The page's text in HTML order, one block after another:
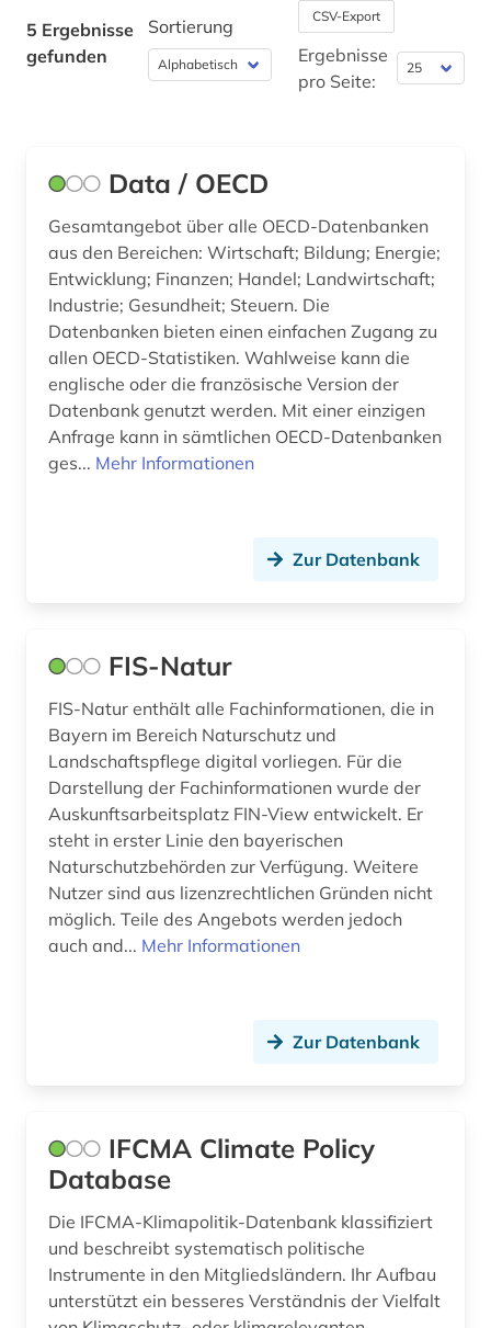
steuer (1)
technologie (1)
verschmutzung (1)
welt (1)
wirtschaft (1)
ökologie (1)
5 Ergebnisse
gefunden
Sortierung CSV-Export
Ergebnisse
pro Seite:
Data / OECD
Gesamtangebot über alle OECD-Datenbanken
aus den Bereichen: Wirtschaft; Bildung; Energie;
Entwicklung; Finanzen; Handel; Landwirtschaft;
Industrie; Gesundheit; Steuern. Die
Datenbanken bieten einen einfachen Zugang zu
allen OECD-Statistiken. Wahlweise kann die
englische oder die französische Version der
Datenbank genutzt werden. Mit einer einzigen
Anfrage kann in sämtlichen OECD-Datenbanken
ges... Mehr Informationen
Zur Datenbank
FIS-Natur
FIS-Natur enthält alle Fachinformationen, die in
Bayern im Bereich Naturschutz und
Landschaftspflege digital vorliegen. Für die
Darstellung der Fachinformationen wurde der
Auskunftsarbeitsplatz FIN-View entwickelt. Er
steht in erster Linie den bayerischen
Naturschutzbehörden zur Verfügung. Weitere
Nutzer sind aus lizenzrechtlichen Gründen nicht
möglich. Teile des Angebots werden jedoch
auch and... Mehr Informationen
Zur Datenbank
IFCMA Climate Policy
Database
Die IFCMA-Klimapolitik-Datenbank klassifiziert
und beschreibt systematisch politische
Instrumente in den Mitgliedsländern. Ihr Aufbau
unterstützt ein besseres Verständnis der Vielfalt